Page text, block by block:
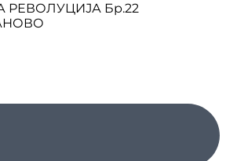
РЕВОЛУЦИЈА Бр.22